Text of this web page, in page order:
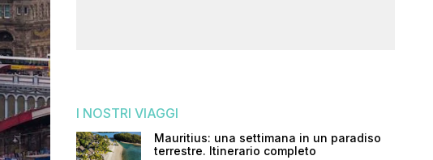
I NOSTRI VIAGGI
Mauritius: una settimana in un paradiso
terrestre. Itinerario completo